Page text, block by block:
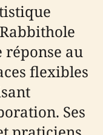
réponse au
flexibles
Ses